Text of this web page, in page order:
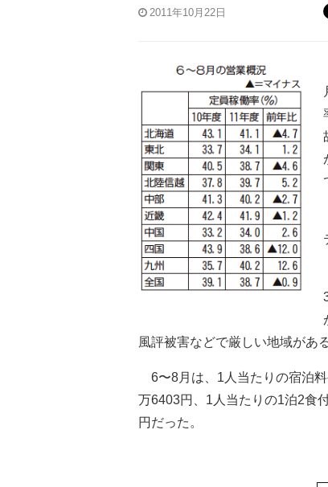
2011年10月22日
風評被害などで厳しい地域があ
6〜8月は、1人当たりの宿泊
万6403円、1人当たりの1泊2食
円だった。